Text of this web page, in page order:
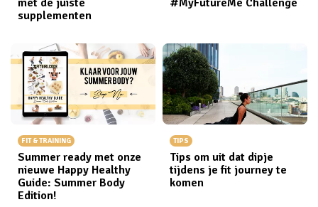
supplementen
FIT & TRAINING
Summer ready met onze
nieuwe Happy Healthy
Guide: Summer Body
Edition!
TIPS
Tips om uit dat dipje
tijdens je fit journey te
komen